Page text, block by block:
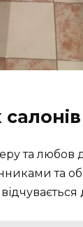
та любов
та